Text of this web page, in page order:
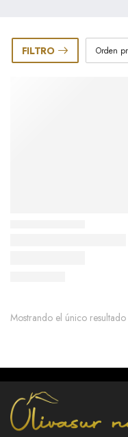
FILTRO
Mostrando el único resultado